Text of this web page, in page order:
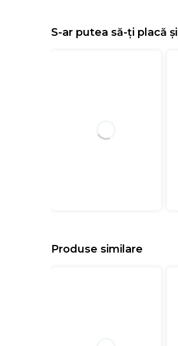
S-ar putea să-ți placă și
Produse similare